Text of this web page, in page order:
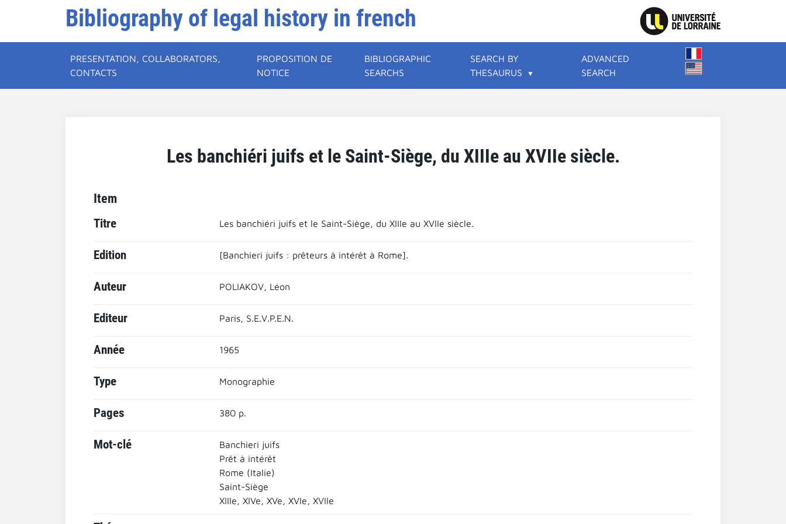
Bibliography of legal history in french
PRESENTATION, COLLABORATORS,
CONTACTS
PROPOSITION DE
NOTICE
BIBLIOGRAPHIC
SEARCHS
SEARCH BY
THESAURUS
ADVANCED
SEARCH
Les banchiéri juifs et le Saint-Siège, du XIIIe au XVIIe siècle.
Item
Titre Les banchiéri juifs et le Saint-Siège, du XIIIe au XVIIe siècle.
Edition [Banchieri juifs : prêteurs à intérêt à Rome].
Auteur POLIAKOV, Léon
Editeur Paris, S.E.V.P.E.N.
Année 1965
Type Monographie
Pages 380 p.
Mot-clé
Banchieri juifs
Prêt à intérêt
Rome (Italie)
Saint-Siège
XIIIe, XIVe, XVe, XVIe, XVIIe